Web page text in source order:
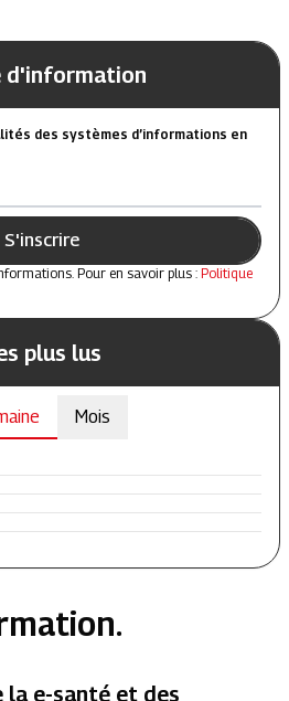
d'information
des systèmes d’informations en
S'inscrire
Pour en savoir plus : Politique
plus lus
Mois
la e-santé et des